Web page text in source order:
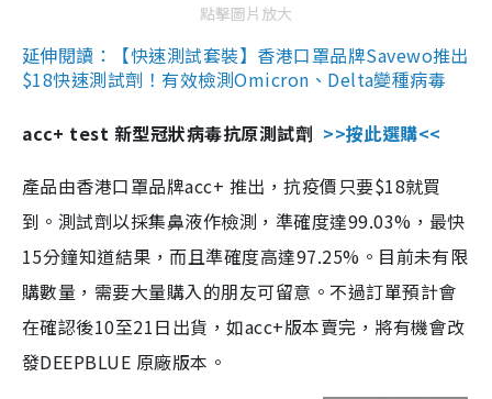
點擊圖片放大
延伸閱讀：【快速測試套裝】香港口罩品牌Savewo推出
$18快速測試劑！有效檢測Omicron、Delta變種病毒
acc+ test 新型冠狀病毒抗原測試劑 >>按此選購<<
產品由香港口罩品牌acc+ 推出，抗疫價只要$18就買
到。測試劑以採集鼻液作檢測，準確度達99.03%，最快
15分鐘知道結果，而且準確度高達97.25%。目前未有限
購數量，需要大量購入的朋友可留意。不過訂單預計會
在確認後10至21日出貨，如acc+版本賣完，將有機會改
發DEEPBLUE 原廠版本。